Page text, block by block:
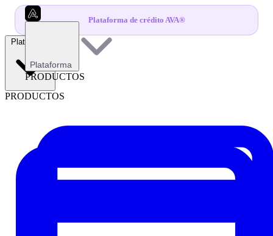
Plataforma de crédito AVA®
Plataforma
PRODUCTOS
Plataforma
PRODUCTOS